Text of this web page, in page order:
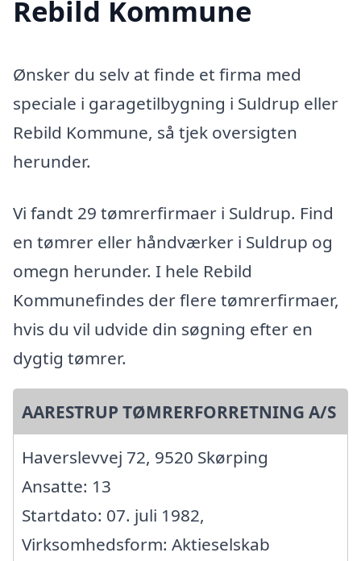
Rebild Kommune
Ønsker du selv at finde et firma med
speciale i garagetilbygning i Suldrup eller
Rebild Kommune, så tjek oversigten
herunder.
Vi fandt 29 tømrerfirmaer i Suldrup. Find
en tømrer eller håndværker i Suldrup og
omegn herunder. I hele Rebild
Kommunefindes der flere tømrerfirmaer,
hvis du vil udvide din søgning efter en
dygtig tømrer.
AARESTRUP TØMRERFORRETNING A/S
Haverslevvej 72, 9520 Skørping
Ansatte: 13
Startdato: 07. juli 1982,
Virksomhedsform: Aktieselskab